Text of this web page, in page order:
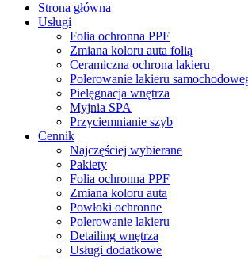
Strona główna
Usługi
Folia ochronna PPF
Zmiana koloru auta folią
Ceramiczna ochrona lakieru
Polerowanie lakieru
Pielęgnacja wnętrza
Myjnia SPA
Przyciemnianie szyb
Cennik
Najczęściej wybierane
Pakiety
Folia ochronna PPF
Zmiana koloru auta
Powłoki ochronne
Polerowanie lakieru
Detailing wnętrza
Usługi dodatkowe